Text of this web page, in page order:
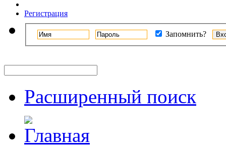
Регистрация
Запомнить?
Расширенный поиск